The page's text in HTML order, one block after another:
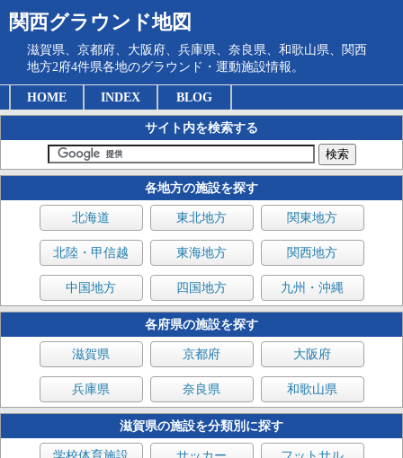
関西グラウンド地図
滋賀県、京都府、大阪府、兵庫県、奈良県、和歌山県、関西
地方2府4件県各地のグラウンド・運動施設情報。
HOME INDEX BLOG
サイト内を検索する
各地方の施設を探す
北海道 東北地方 関東地方
北陸・甲信越 東海地方 関西地方
中国地方 四国地方 九州・沖縄
各府県の施設を探す
滋賀県 京都府 大阪府
兵庫県 奈良県 和歌山県
滋賀県の施設を分類別に探す